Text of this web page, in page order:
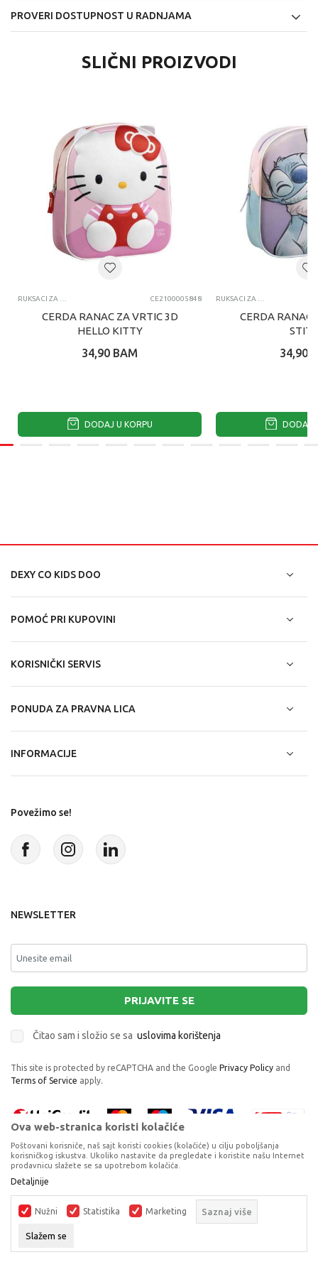
PROVERI DOSTUPNOST U RADNJAMA
SLIČNI PROIZVODI
CE2100005848
CERDA RANAC ZA VRTIC 3D
HELLO KITTY
34,90 BAM
DODAJ U KORPU
CERDA RANAC
34,90
DODAJ
DEXY CO KIDS DOO
POMOĆ PRI KUPOVINI
KORISNIČKI SERVIS
PONUDA ZA PRAVNA LICA
INFORMACIJE
Povežimo se!
NEWSLETTER
PRIJAVITE SE
Čitao sam i složio se sa uslovima korištenja
This site is protected by reCAPTCHA and the Google Privacy Policy and
Terms of Service apply.
Proizvode na sajtu nastojimo da opišemo što je preciznije moguće, ali ne
možemo garantovati da su svi podaci i fotografije, navedeni u okrviru
proizvoda, u potpunosti kompletni i bez grešaka. Svi artikli prikazani na
sajtu su dio naše ponude, ali ne podrazumijeva da su dostupni u svakom
Ova web-stranica koristi kolačiće
Poštovani korisniče, naš sajt koristi cookies (kolačiće) u cilju poboljšanja
korisničkog iskustva. Ukoliko nastavite da pregledate i koristite našu Internet
prodavnicu slažete se sa upotrebom kolačića.
Detaljnije
Nužni Statistika Marketing Saznaj više
Slažem se